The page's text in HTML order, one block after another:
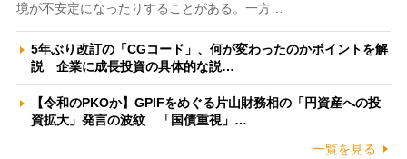
境が不安定になったりすることがある。一方…
5年ぶり改訂の「CGコード」、何が変わったのかポイントを解
説 企業に成長投資の具体的な説…
【令和のPKOか】GPIFをめぐる片山財務相の「円資産への投
資拡大」発言の波紋 「国債重視」…
一覧を見る